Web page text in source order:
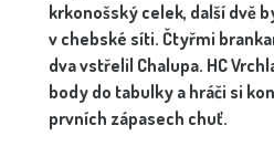
krkonošský celek, další dvě
v chebské síti. Čtyřmi
dva vstřelil Chalupa. HC
body do tabulky a hráči si
prvních zápasech chuť.